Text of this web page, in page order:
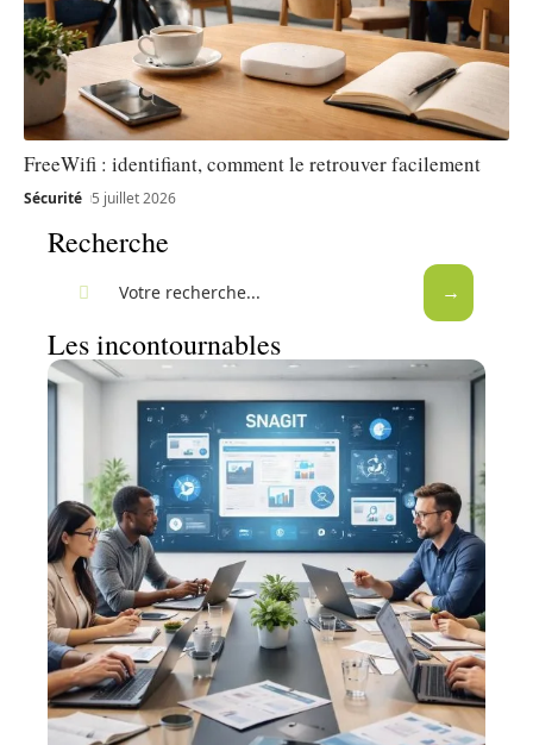
FreeWifi : identifiant, comment le retrouver facilement
Sécurité 5 juillet 2026
Recherche
Les incontournables